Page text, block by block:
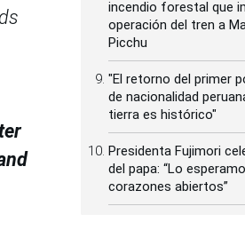
incendio forestal que
operación del tren a
Picchu
"El retorno del primer
de nacionalidad
tierra es histórico"
Presidenta Fujimori
del papa: “Lo
corazones abiertos”